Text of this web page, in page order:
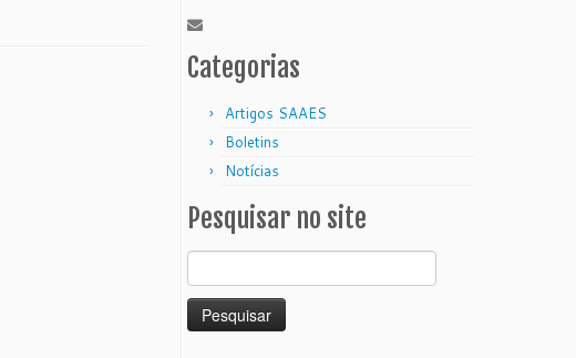
Categorias
Artigos SAAES
Boletins
Notícias
Pesquisar no site
por: